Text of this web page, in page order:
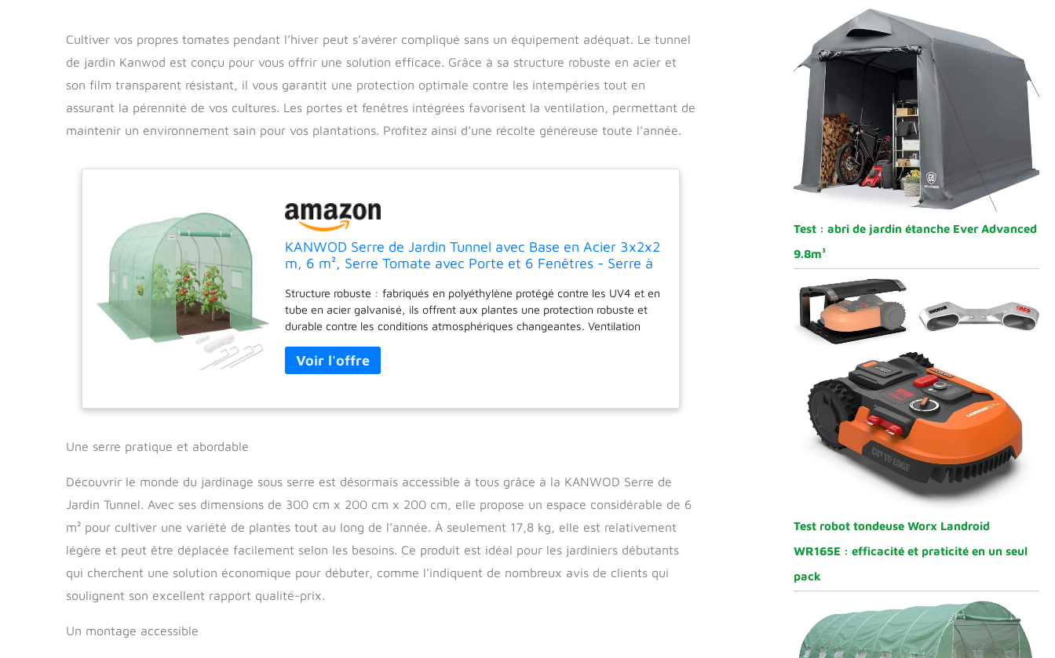
Cultiver vos propres tomates pendant l’hiver peut s’avérer compliqué sans un équipement adéquat. Le tunnel
de jardin Kanwod est conçu pour vous offrir une solution efficace. Grâce à sa structure robuste en acier et
son film transparent résistant, il vous garantit une protection optimale contre les intempéries tout en
assurant la pérennité de vos cultures. Les portes et fenêtres intégrées favorisent la ventilation, permettant de
maintenir un environnement sain pour vos plantations. Profitez ainsi d’une récolte généreuse toute l’année.
KANWOD Serre de Jardin Tunnel avec Base en Acier 3x2x2
m, 6 m², Serre Tomate avec Porte et 6 Fenêtres - Serre à
140 g/m²
Structure robuste : fabriqués en polyéthylène protégé contre les UV4 et en
tube en acier galvanisé, ils offrent aux plantes une protection robuste et
durable contre les conditions atmosphériques changeantes. Ventilation
105 cm) permettent un accès facile et une bonne ventilation, essentielle
pour la santé des plantes et une culture efficace. Grande surface de culture
optimale de 6 m², permettant une culture efficace et organisée d’une
serres. Cultiver vos propres produits : la possibilité de cultiver des légumes,
des fleurs et des herbes dans votre propre jardin, fournit des produits frais
directement du jardin et augmente l’autosuffisance et la proximité avec la
nature tout au long de l’année.
Une serre pratique et abordable
Découvrir le monde du jardinage sous serre est désormais accessible à tous grâce à la KANWOD Serre de
Jardin Tunnel. Avec ses dimensions de 300 cm x 200 cm x 200 cm, elle propose un espace considérable de 6
m² pour cultiver une variété de plantes tout au long de l’année. À seulement 17,8 kg, elle est relativement
légère et peut être déplacée facilement selon les besoins. Ce produit est idéal pour les jardiniers débutants
qui cherchent une solution économique pour débuter, comme l’indiquent de nombreux avis de clients qui
soulignent son excellent rapport qualité-prix.
Un montage accessible
Test : abri de jardin étanche Ever Advanced
9.8m³
Test robot tondeuse Worx Landroid
WR165E : efficacité et praticité en un seul
pack